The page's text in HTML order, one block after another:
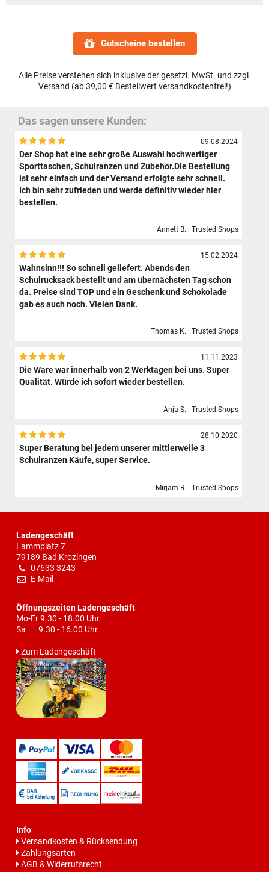
Gutscheine bestellen
Alle Preise verstehen sich inklusive der gesetzl. MwSt. und zzgl.
Versand (ab 39,00 € Bestellwert versandkostenfrei!)
Das sagen unsere Kunden:
09.08.2024
Der Shop hat eine sehr große Auswahl hochwertiger
Sporttaschen, Schulranzen und Zubehör.Die Bestellung
ist sehr einfach und der Versand erfolgte sehr schnell.
Ich bin sehr zufrieden und werde definitiv wieder hier
bestellen.
Annett B. | Trusted Shops
15.02.2024
Wahnsinn!!! So schnell geliefert. Abends den
Schulrucksack bestellt und am übernächsten Tag schon
da. Preise sind TOP und ein Geschenk und Schokolade
gab es auch noch. Vielen Dank.
Thomas K. | Trusted Shops
11.11.2023
Die Ware war innerhalb von 2 Werktagen bei uns. Super
Qualität. Würde ich sofort wieder bestellen.
Anja S. | Trusted Shops
28.10.2020
Super Beratung bei jedem unserer mittlerweile 3
Schulranzen Käufe, super Service.
Mirjam R. | Trusted Shops
Ladengeschäft
Lammplatz 7
79189 Bad Krozingen
07633 3243
E-Mail
Öffnungszeiten Ladengeschäft
Mo-Fr 9.30 - 18.00 Uhr
Sa 9.30 - 16.00 Uhr
Zum Ladengeschäft
Info
Versandkosten & Rücksendung
Zahlungsarten
AGB & Widerrufsrecht